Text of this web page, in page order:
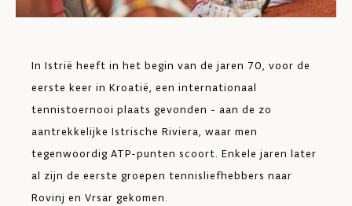
In Istrië heeft in het begin van de jaren 70, voor de
eerste keer in Kroatië, een internationaal
tennistoernooi plaats gevonden - aan de zo
aantrekkelijke Istrische Riviera, waar men
tegenwoordig ATP-punten scoort. Enkele jaren later
al zijn de eerste groepen tennisliefhebbers naar
Rovinj en Vrsar gekomen.